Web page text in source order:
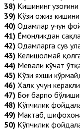
38) Кишининг
39) Кўзи ожиз
40) Одамлар учун
41) Ёмонликдан
42) Одамларга сув
43) Келишолмай
44) Мевали кўчат
45) Кўзи яхши
46) Халқ учун
47) Боғ барпо
48) Кўпчилик
49) Мактаб,
50) Кўпчилик